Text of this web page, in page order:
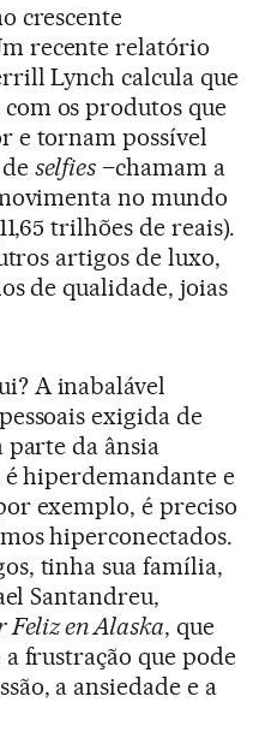
crescente
recente relatório
Lynch calcula que
os produtos que
e tornam possível
selfies –chamam a
no mundo
trilhões de reais).
artigos de luxo,
de qualidade, joias
A inabalável
exigida de
parte da ânsia
é hiperdemandante e
exemplo, é preciso
hiperconectados.
tinha sua família,
Santandreu,
Feliz en Alaska, que
frustração que pode
a ansiedade e a